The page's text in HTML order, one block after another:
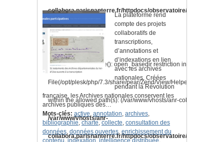
collabora.parisnanterre.fr/httpdocs/observatoire/application/
on line186
Warning: is_readable(): open_basedir restriction in effect.
File(/opt/plesk/php/7.3/share/pear/Zend/View/Helper/
within the allowed path(s): (/var/www/vhosts/anr-
/var/www/vhosts/anr-
collabora.parisnanterre.fr/httpdocs/observatoire/application/
La plateforme rend
compte des projets
collaboratifs de
transcriptions,
d’annotations et
d’indexations en lien
avec les archives
nationales. Créées
pendant la Révolution
française, les Archives nationales conservent les
archives publiques des…
Mots-clés: active, annotation, archives,
bibliographie, charte, collecte, consultation des
données, données ouvertes, enrichissement du
contenu, indexation, intelligence distribuée,